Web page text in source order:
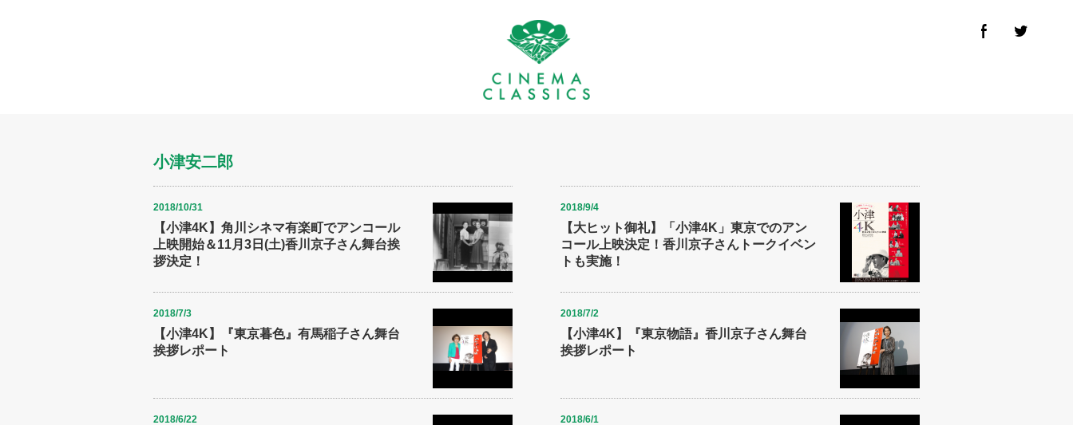
小津安二郎
2018/10/31
【小津4K】角川シネマ有楽町でアンコール
上映開始＆11月3日(土)香川京子さん舞台挨
拶決定！
2018/9/4
【大ヒット御礼】「小津4K」東京でのアン
コール上映決定！香川京子さんトークイベン
トも実施！
2018/7/3
【小津4K】『東京暮色』有馬稲子さん舞台
挨拶レポート
2018/7/2
【小津4K】『東京物語』香川京子さん舞台
挨拶レポート
2018/6/22 2018/6/1